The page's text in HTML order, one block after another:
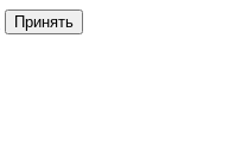
Принять